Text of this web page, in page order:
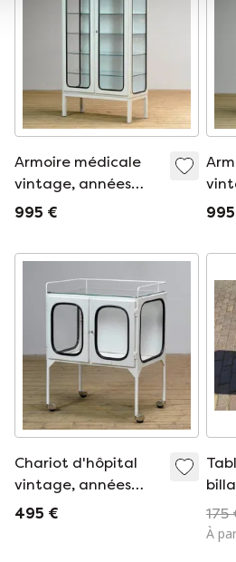
Armoire médicale
vintage, années
1970
995 €
1970
Chariot d'hôpital
vintage, années
1970
495 € 175
À